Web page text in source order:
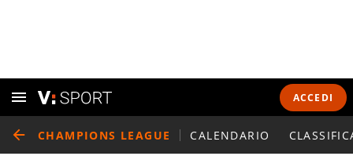
ACCEDI
CHAMPIONS LEAGUE CALENDARIO